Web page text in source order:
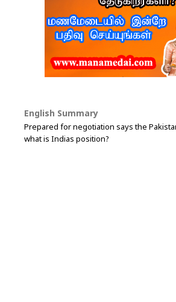
English Summary
Prepared for negotiation says the
what is Indias position?